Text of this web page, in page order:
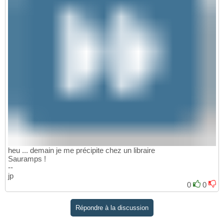
heu ... demain je me précipite chez un libraire
Sauramps !
--
jp
0
0
Répondre à la discussion